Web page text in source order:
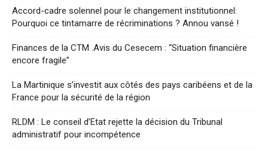
Accord-cadre solennel pour le changement institutionnel:
Pourquoi ce tintamarre de récriminations ? Annou vansé !
Finances de la CTM .Avis du Cesecem : “Situation financière
encore fragile”
La Martinique s’investit aux côtés des pays caribéens et de la
France pour la sécurité de la région
RLDM : Le conseil d’Etat rejette la décision du Tribunal
administratif pour incompétence